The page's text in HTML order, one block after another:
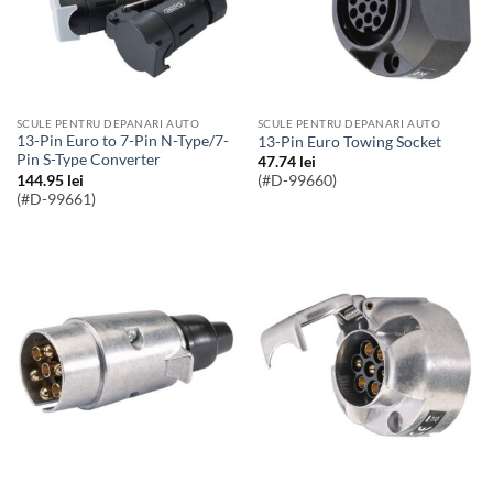
SCULE PENTRU DEPANARI AUTO
13-Pin Euro to 7-Pin N-Type/7-
Pin S-Type Converter
144.95 lei
(#D-99661)
SCULE PENTRU DEPANARI AUTO
13-Pin Euro Towing Socket
47.74 lei
(#D-99660)